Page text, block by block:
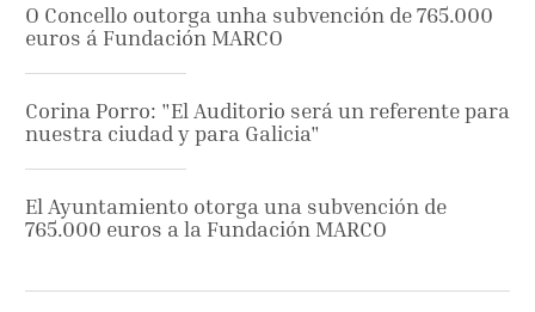
O Concello outorga unha subvención de 765.000
euros á Fundación MARCO
Corina Porro: "El Auditorio será un referente para
nuestra ciudad y para Galicia"
El Ayuntamiento otorga una subvención de
765.000 euros a la Fundación MARCO